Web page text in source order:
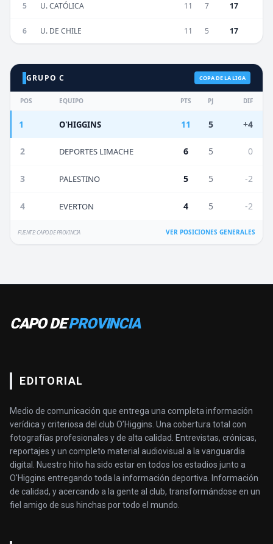
5 U. CATÓLICA 11 7 17
6 U. DE CHILE 11 5 17
GRUPO C COPA DE LA LIGA
POS EQUIPO PTS PJ DIF
1 O'HIGGINS 11 5 +4
2 DEPORTES LIMACHE 6 5 0
3 PALESTINO 5 5 -2
4 EVERTON 4 5 -2
FUENTE: CAPO DE PROVINCIA VER POSICIONES GENERALES
CAPO DEPROVINCIA
EDITORIAL
Medio de comunicación que entrega una completa información
verídica y criteriosa del club O’Higgins. Una cobertura total con
fotografías profesionales y de alta calidad. Entrevistas, crónicas,
reportajes y un completo material audiovisual a la vanguardia
digital. Nuestro hito ha sido estar en todos los estadios junto a
O'Higgins entregando toda la información deportiva. Información
de calidad, y acercando a la gente al club, transformándose en un
fiel amigo de sus hinchas por todo el mundo.